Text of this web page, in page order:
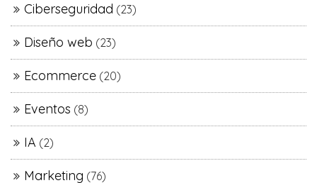
Ciberseguridad (23)
Diseño web (23)
Ecommerce (20)
Eventos (8)
IA (2)
Marketing (76)